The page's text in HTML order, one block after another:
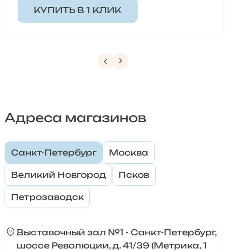
КУПИТЬ В 1 КЛИК
Адреса магазинов
Санкт-Петербург Москва
Великий Новгород Псков
Петрозаводск
Выставочный зал №1 - Санкт-Петербург,
шоссе Революции, д. 41/39 (Метрика, 1